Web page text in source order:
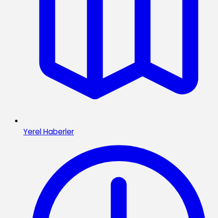
Yerel Haberler